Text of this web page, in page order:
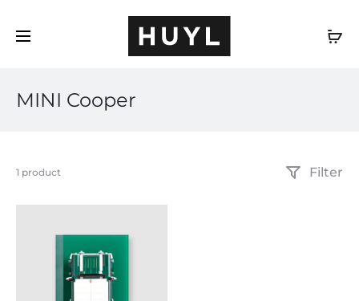
MINI Cooper
1 product
wird
Filter